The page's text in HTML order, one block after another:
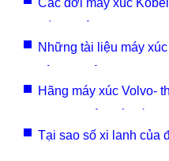
Các đời máy xúc
Những tài liệu máy
Hãng máy xúc Volvo-
Tại sao số xi lanh của